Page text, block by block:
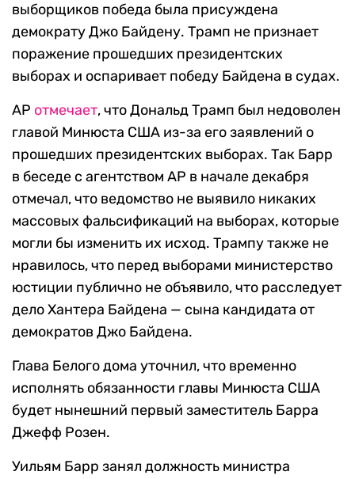
выборщиков победа была присуждена
демократу Джо Байдену. Трамп не признает
поражение прошедших президентских
выборах и оспаривает победу Байдена в судах.
AP отмечает, что Дональд Трамп был недоволен
главой Минюста США из-за его заявлений о
прошедших президентских выборах. Так Барр
в беседе с агентством AP в начале декабря
отмечал, что ведомство не выявило никаких
массовых фальсификаций на выборах, которые
могли бы изменить их исход. Трампу также не
нравилось, что перед выборами министерство
юстиции публично не объявило, что расследует
дело Хантера Байдена — сына кандидата от
демократов Джо Байдена.
Глава Белого дома уточнил, что временно
исполнять обязанности главы Минюста США
будет нынешний первый заместитель Барра
Джефф Розен.
Уильям Барр занял должность министра